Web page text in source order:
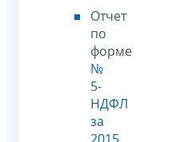
Отчет
по
форме
№
5-
НДФЛ
за